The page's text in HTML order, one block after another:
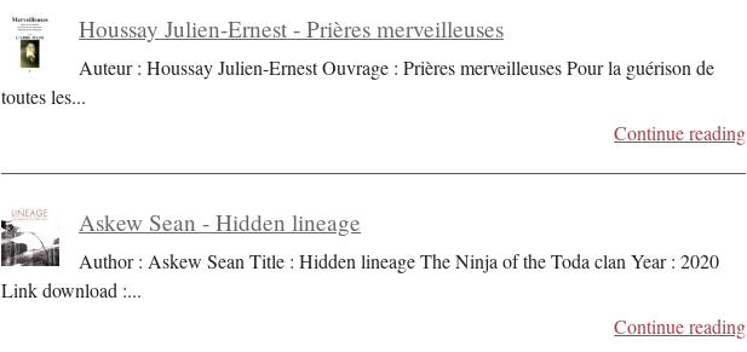
Houssay Julien-Ernest - Prières merveilleuses
Auteur : Houssay Julien-Ernest Ouvrage : Prières merveilleuses Pour la guérison de
toutes les...
Continue reading
Askew Sean - Hidden lineage
Author : Askew Sean Title : Hidden lineage The Ninja of the Toda clan Year : 2020
Link download :...
Continue reading